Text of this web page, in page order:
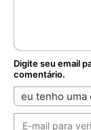
Digite seu email
comentário.
eu tenho uma